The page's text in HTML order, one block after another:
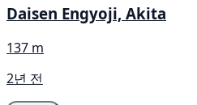
Daisen Engyoji, Akita
137 m
2년 전